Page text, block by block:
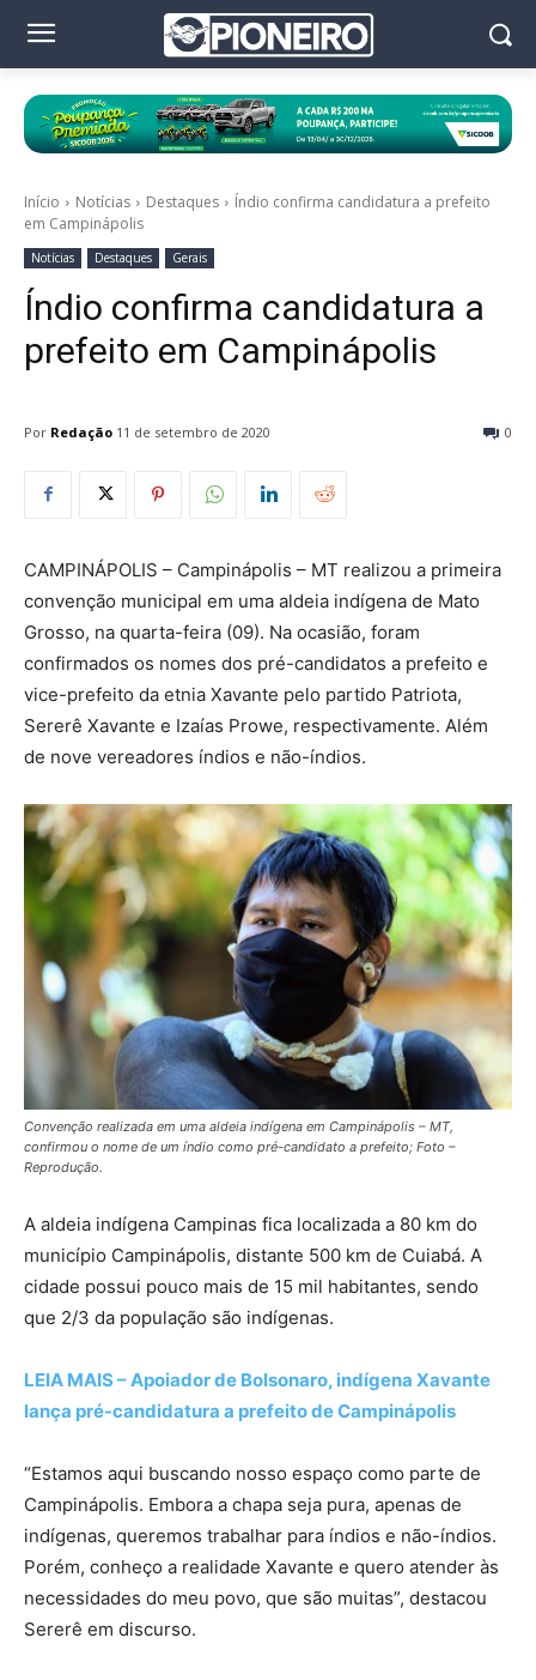
Início Notícias Destaques
Índio confirma candidatura a prefeito
em Campinápolis
Notícias Destaques Gerais
Índio confirma candidatura a
prefeito em Campinápolis
Por Redação 0
11 de setembro de 2020
CAMPINÁPOLIS – Campinápolis – MT realizou a primeira
convenção municipal em uma aldeia indígena de Mato
Grosso, na quarta-feira (09). Na ocasião, foram
confirmados os nomes dos pré-candidatos a prefeito e
vice-prefeito da etnia Xavante pelo partido Patriota,
Sererê Xavante e Izaías Prowe, respectivamente. Além
de nove vereadores índios e não-índios.
Convenção realizada em uma aldeia indígena em Campinápolis – MT,
confirmou o nome de um índio como pré-candidato a prefeito; Foto –
Reprodução.
A aldeia indígena Campinas fica localizada a 80 km do
município Campinápolis, distante 500 km de Cuiabá. A
cidade possui pouco mais de 15 mil habitantes, sendo
que 2/3 da população são indígenas.
LEIA MAIS – Apoiador de Bolsonaro, indígena Xavante
lança pré-candidatura a prefeito de Campinápolis
“Estamos aqui buscando nosso espaço como parte de
Campinápolis. Embora a chapa seja pura, apenas de
indígenas, queremos trabalhar para índios e não-índios.
Porém, conheço a realidade Xavante e quero atender às
necessidades do meu povo, que são muitas”, destacou
Sererê em discurso.